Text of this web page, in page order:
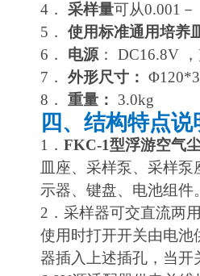
4．
采样量可从0.001－
5． 使用标准通用培养
6． 电源 ： DC16.8V
7． 外形尺寸：
8． 重量： 3.0kg
四、结构特点说
1． FKC-1型浮游空气
皿座、采样泵、采样
示器、键盘、电池组件
2．采样器可交直流两
使用时打开开关由电池
器插入上述插孔，当开